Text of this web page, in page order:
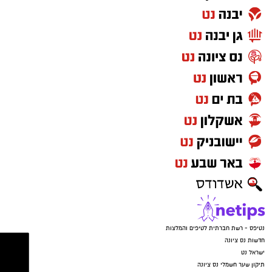
⇐וואטסאפ נס ציונה נט - קליק אחד ואתם
איפה יש בנס ציונה מצלמות חניה
הכסף שנעלם בשקט: כך דמי הניהול שוחקים
לפנסיונרים אלפי שקלים
נטיפס - רשת חברתית לטיפים והמלצות
חדשות נס ציונה
ישראל נט
תיקון שער חשמלי נס ציונה